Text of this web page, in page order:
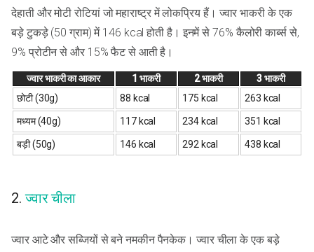
देहाती और मोटी रोटियां जो महाराष्ट्र में लोकप्रिय हैं। ज्वार भाकरी के एक
बड़े टुकड़े (50 ग्राम) में 146 kcal होती है। इनमें से 76% कैलोरी कार्ब्स से,
9% प्रोटीन से और 15% फैट से आती है।
ज्वार भाकरी का आकार 1 भाकरी 2 भाकरी
3 भाकरी
छोटी (30g)
88 kcal 175 kcal 263 kcal
मध्यम (40g) 117 kcal 234 kcal 351 kcal
बड़ी (50g) 146 kcal 292 kcal 438 kcal
2.ज्वार चीला
ज्वार आटे और सब्जियों से बने नमकीन पैनकेक। ज्वार चीला के एक बड़े